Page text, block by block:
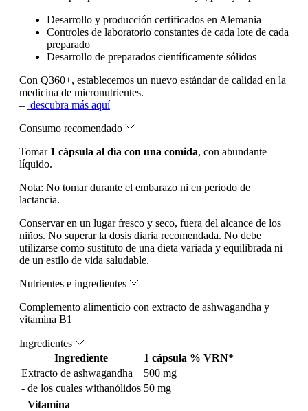
Desarrollo y producción certificados en Alemania
Controles de laboratorio constantes de cada lote de cada
preparado
Desarrollo de preparados científicamente sólidos
Con Q360+, establecemos un nuevo estándar de calidad en la
medicina de micronutrientes.
– descubra más aquí
Consumo recomendado
Tomar 1 cápsula al día con una comida, con abundante
líquido.
Nota: No tomar durante el embarazo ni en periodo de
lactancia.
Conservar en un lugar fresco y seco, fuera del alcance de los
niños. No superar la dosis diaria recomendada. No debe
utilizarse como sustituto de una dieta variada y equilibrada ni
de un estilo de vida saludable.
Nutrientes e ingredientes
Complemento alimenticio con extracto de ashwagandha y
vitamina B1
Ingredientes
Ingrediente
1 cápsula % VRN*
Extracto de ashwagandha
500 mg
- de los cuales withanólidos 50 mg
Vitamina